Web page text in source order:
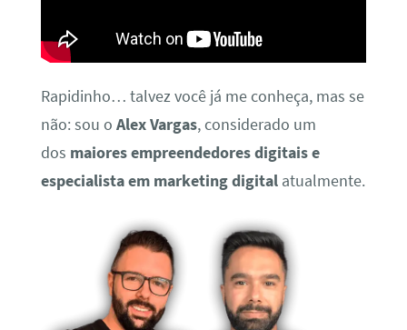
Rapidinho… talvez você já me conheça, mas se
não: sou o Alex Vargas, considerado um
dos maiores empreendedores digitais e
especialista em marketing digitalatualmente.